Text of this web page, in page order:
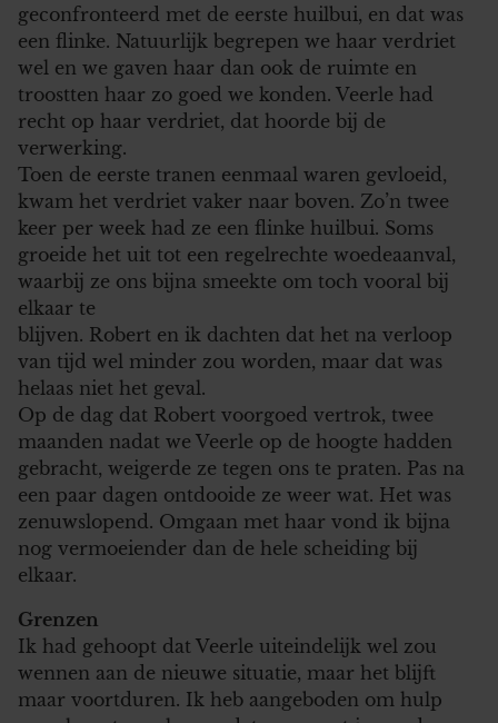
geconfronteerd met de eerste huilbui, en dat was
een flinke. Natuurlijk begrepen we haar verdriet
wel en we gaven haar dan ook de ruimte en
troostten haar zo goed we konden. Veerle had
recht op haar verdriet, dat hoorde bij de
verwerking.
Toen de eerste tranen eenmaal waren gevloeid,
kwam het verdriet vaker naar boven. Zo’n twee
keer per week had ze een flinke huilbui. Soms
groeide het uit tot een regelrechte woedeaanval,
waarbij ze ons bijna smeekte om toch vooral bij
elkaar te
blijven. Robert en ik dachten dat het na verloop
van tijd wel minder zou worden, maar dat was
helaas niet het geval.
Op de dag dat Robert voorgoed vertrok, twee
maanden nadat we Veerle op de hoogte hadden
gebracht, weigerde ze tegen ons te praten. Pas na
een paar dagen ontdooide ze weer wat. Het was
zenuwslopend. Omgaan met haar vond ik bijna
nog vermoeiender dan de hele scheiding bij
elkaar.
Grenzen
Ik had gehoopt dat Veerle uiteindelijk wel zou
wennen aan de nieuwe situatie, maar het blijft
maar voortduren. Ik heb aangeboden om hulp